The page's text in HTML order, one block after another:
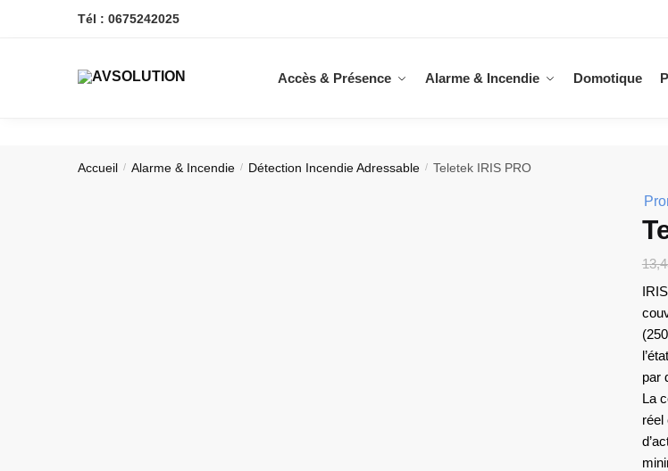
Tél : 0675242025
Accès & Présence Alarme & Incendie Domotique
Accueil / Alarme & Incendie / Détection Incendie Adressable / Teletek IRIS PRO
par
La
réel